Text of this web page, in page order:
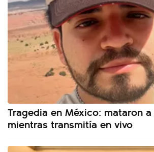
Tragedia en México: mataron
mientras transmitía en vivo